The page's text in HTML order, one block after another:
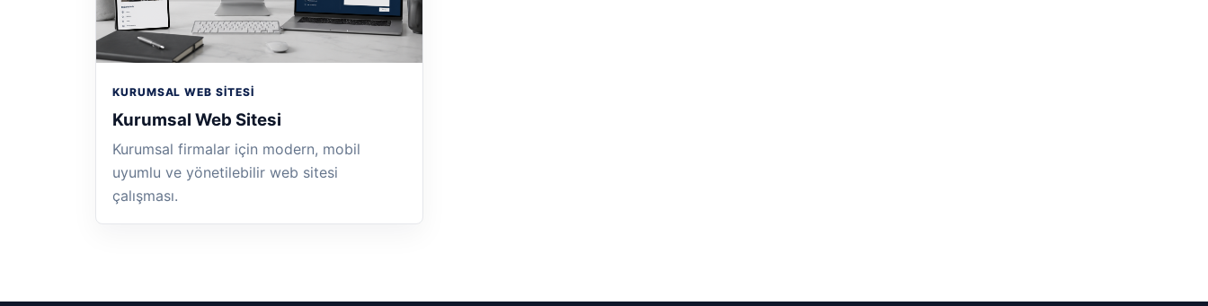
KURUMSAL WEB SITESI
Kurumsal Web Sitesi
Kurumsal firmalar için modern, mobil
uyumlu ve yönetilebilir web sitesi
çalışması.